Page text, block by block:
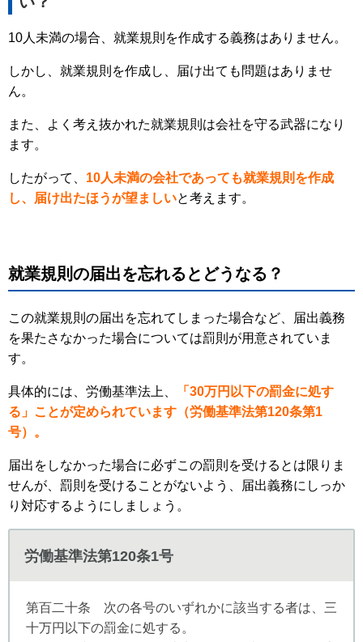
10人未満の場合、就業規則を作成する義務はありません。
しかし、就業規則を作成し、届け出ても問題はありませ
ん。
また、よく考え抜かれた就業規則は会社を守る武器になり
ます。
したがって、 10人未満の会社であっても就業規則を作成
し、届け出たほうが望ましいと考えます。
就業規則の届出を忘れるとどうなる？
この就業規則の届出を忘れてしまった場合など、届出義務
を果たさなかった場合については罰則が用意されていま
す。
具体的には、労働基準法上、
「30万円以下の罰金に処す
る」ことが定められています（労働基準法第120条第1
号）。
届出をしなかった場合に必ずこの罰則を受けるとは限りま
せんが、罰則を受けることがないよう、届出義務にしっか
り対応するようにしましょう。
労働基準法第120条1号
第百二十条 次の各号のいずれかに該当する者は、三
十万円以下の罰金に処する。